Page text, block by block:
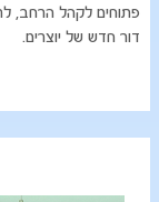
פתוחים לקהל הרחב,
דור חדש של יוצרים.​​​